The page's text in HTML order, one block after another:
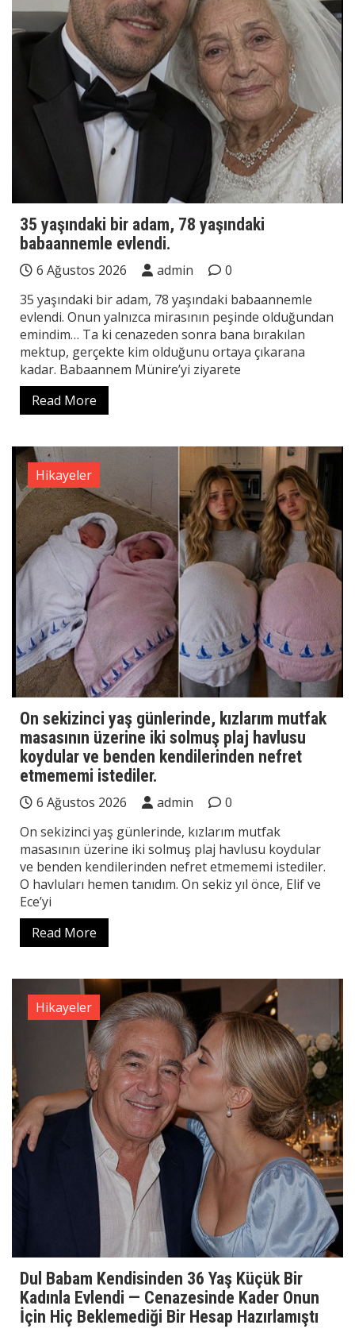
35 yaşındaki bir adam, 78 yaşındaki
babaannemle evlendi.
6 Ağustos 2026 admin
0
35 yaşındaki bir adam, 78 yaşındaki babaannemle
evlendi. Onun yalnızca mirasının peşinde olduğundan
emindim… Ta ki cenazeden sonra bana bırakılan
mektup, gerçekte kim olduğunu ortaya çıkarana
kadar. Babaannem Münire’yi ziyarete
Read More
Hikayeler
On sekizinci yaş günlerinde, kızlarım mutfak
masasının üzerine iki solmuş plaj havlusu
koydular ve benden kendilerinden nefret
etmememi istediler.
6 Ağustos 2026 admin
0
On sekizinci yaş günlerinde, kızlarım mutfak
masasının üzerine iki solmuş plaj havlusu koydular
ve benden kendilerinden nefret etmememi istediler.
O havluları hemen tanıdım. On sekiz yıl önce, Elif ve
Ece’yi
Read More
Hikayeler
Dul Babam Kendisinden 36 Yaş Küçük Bir
Kadınla Evlendi — Cenazesinde Kader Onun
İçin Hiç Beklemediği Bir Hesap Hazırlamıştı